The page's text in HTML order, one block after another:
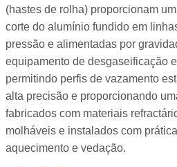
(hastes de rolha) proporcionam
corte do alumínio fundido em
pressão e alimentadas por
equipamento de desgaseificação
permitindo perfis de vazamento
alta precisão e proporcionando
fabricados com materiais
molháveis e instalados com
aquecimento e vedação.